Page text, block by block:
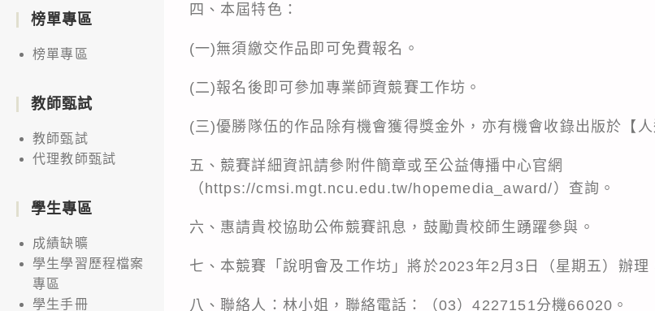
四、本屆特色：
(一)無須繳交作品即可免費報名。
(二)報名後即可參加專業師資競賽工作坊。
(三)優勝隊伍的作品除有機會獲得獎金外，亦有機會收錄出版於【
五、競賽詳細資訊請參附件簡章或至公益傳播中心官網
（https://cmsi.mgt.ncu.edu.tw/hopemedia_award/）查詢。
六、惠請貴校協助公佈競賽訊息，鼓勵貴校師生踴躍參與。
七、本競賽「說明會及工作坊」將於2023年2月3日（星期五）辦理
八、聯絡人：林小姐，聯絡電話：（03）4227151分機66020。
榜單專區
榜單專區
教師甄試
教師甄試
代理教師甄試
學生專區
成績缺曠
學生學習歷程檔案
專區
學生手冊